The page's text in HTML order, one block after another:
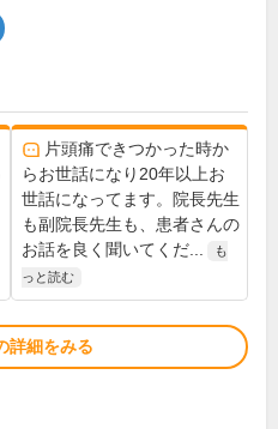
片頭痛できつかった時か
らお世話になり20年以上お
世話になってます。院長先生
も副院長先生も、患者さんの
お話を良く聞いてくだ...
も
っと読む
詳細をみる